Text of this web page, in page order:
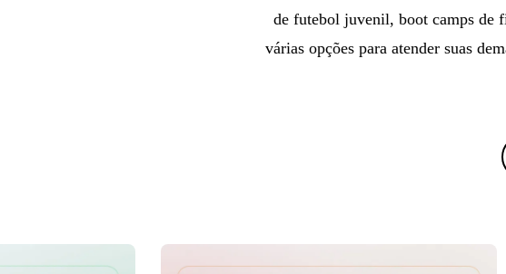
de futebol juvenil, boot camps de
várias opções para atender suas